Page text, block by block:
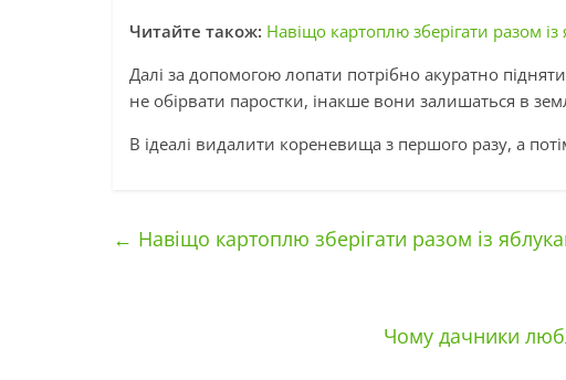
Читайте також: Навіщо картоплю зберігати разом
Далі за допомогою лопати потрібно акуратно
не обірвати паростки, інакше вони залишаться в
В ідеалі видалити кореневища з першого разу, а
← Навіщо картоплю зберігати разом із
Чому дачники